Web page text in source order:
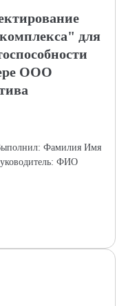
для
ООО
Фамилия Имя
ФИО